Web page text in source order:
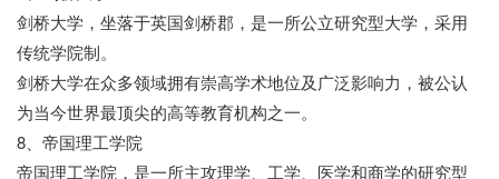
剑桥大学，坐落于英国剑桥郡，是一所公立研究型大学，采用
传统学院制。
剑桥大学在众多领域拥有崇高学术地位及广泛影响力，被公认
为当今世界最顶尖的高等教育机构之一。
8、帝国理工学院
帝国理工学院，是一所主攻理学、工学、医学和商学的研究型